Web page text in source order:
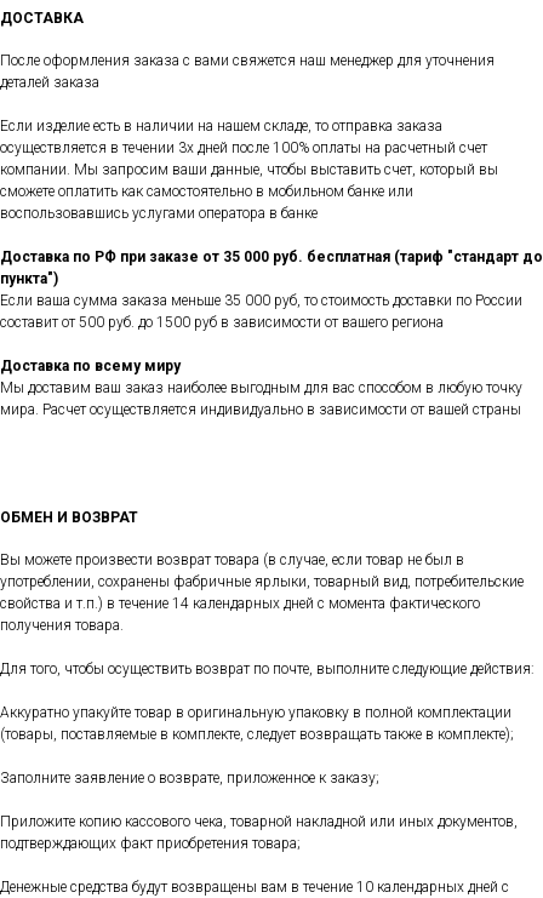
ДОСТАВКА
После оформления заказа с вами свяжется наш менеджер для уточнения
деталей заказа
Если изделие есть в наличии на нашем складе, то отправка заказа
осуществляется в течении 3х дней после 100% оплаты на расчетный счет
компании. Мы запросим ваши данные, чтобы выставить счет, который вы
сможете оплатить как самостоятельно в мобильном банке или
воспользовавшись услугами оператора в банке
Доставка по РФ при заказе от 35 000 руб. бесплатная (тариф "стандарт до
пункта")
Если ваша сумма заказа меньше 35 000 руб, то стоимость доставки по России
составит от 500 руб. до 1500 руб в зависимости от вашего региона
Доставка по всему миру
Мы доставим ваш заказ наиболее выгодным для вас способом в любую точку
мира. Расчет осуществляется индивидуально в зависимости от вашей страны
ОБМЕН И ВОЗВРАТ
Вы можете произвести возврат товара (в случае, если товар не был в
употреблении, сохранены фабричные ярлыки, товарный вид, потребительские
свойства и т.п.) в течение 14 календарных дней с момента фактического
получения товара.
Для того, чтобы осуществить возврат по почте, выполните следующие действия:
Аккуратно упакуйте товар в оригинальную упаковку в полной комплектации
(товары, поставляемые в комплекте, следует возвращать также в комплекте);
Заполните заявление о возврате, приложенное к заказу;
Приложите копию кассового чека, товарной накладной или иных документов,
подтверждающих факт приобретения товара;
Денежные средства будут возвращены вам в течение 10 календарных дней с